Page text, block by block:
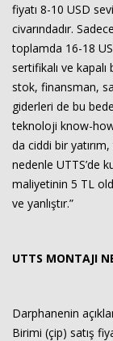
fiyatı 8-10 USD
civarındadır.
toplamda 16-18
sertifikalı ve kapalı
stok, finansman,
giderleri de bu
teknoloji know-
da ciddi bir
nedenle UTTS’de
maliyetinin 5 TL
ve yanlıştır.”
UTTS MONTAJI
Darphanenin
Birimi (çip) satış